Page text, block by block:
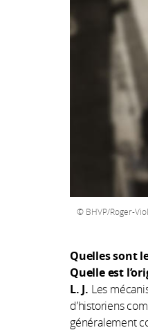
BHVP/Roger-
Quelles sont
Quelle est
L. J. Les
d’historiens
généralement